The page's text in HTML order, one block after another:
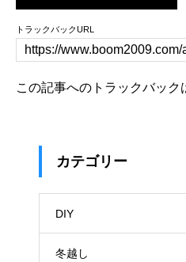
トラックバックURL
この記事へのトラックバック
カテゴリー
DIY
冬越し